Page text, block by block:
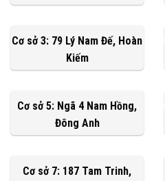
Cơ sở 3: 79 Lý Nam Đế, Hoàn
Kiếm
Cơ sở 5: Ngã 4 Nam Hồng,
Đông Anh
Cơ sở 7: 187 Tam Trinh,